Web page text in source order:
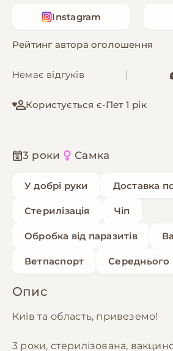
Instagram
Рейтинг автора оголошення
Немає відгуків
Користується є-Пет 1 рік
3 роки Самка
У добрі руки Доставка
Стерилізація Чіп
Обробка від паразитів
Ветпаспорт Середнього
Опис
Київ та область, привеземо!
3 роки, стерилізована,